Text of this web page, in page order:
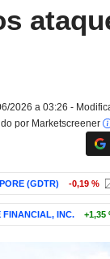
2026 a 03:26 -
por Marketscreener
(GDTR) -0,19 %
FINANCIAL, INC. +1,35